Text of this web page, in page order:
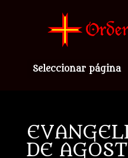
Seleccionar página
DE